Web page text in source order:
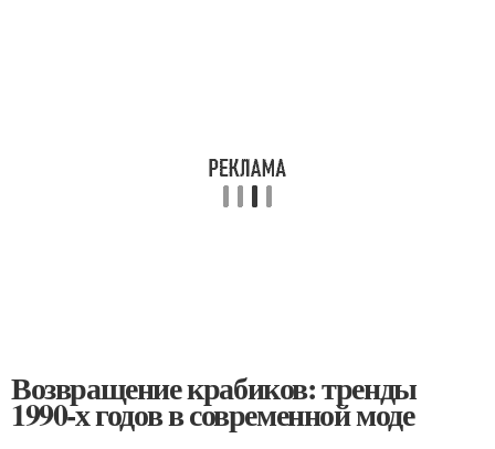
Возвращение крабиков: тренды
1990-х годов в современной моде